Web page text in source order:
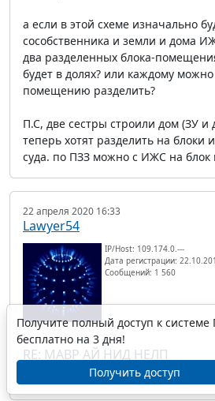
а если в этой схеме изначально
сособственника и земли и дома
два разделенных блока-
будет в долях? или каждому
помещению разделить?
П.С, две сестры строили дом (ЗУ и
теперь хотят разделить на блоки
суда. по ПЗЗ можно с ИЖС на блок
22 апреля 2020 16:33
Lawyer54
IP/Host: 109.174.0.---
Дата регистрации:
Сообщений: 1 560
RE: МАВР АЙ НИД НЕЛП
, Мавр в отпуске. Абонент
Получите полный доступ к системе
бесплатно на 3 дня!
Получить доступ